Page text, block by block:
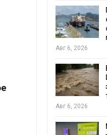
2025
Авг 6, 2026
Авг 6, 2026